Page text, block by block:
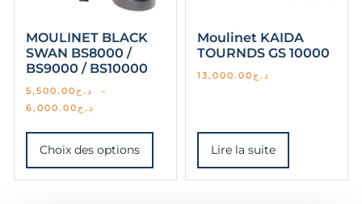
MOULINET BLACK
SWAN BS8000 /
BS9000 / BS10000
د.ج 5,500.00
–
د.ج 6,000.00
Choix des options
Moulinet KAIDA
TOURNDS GS 10000
د.ج 13,000.00
Lire la suite